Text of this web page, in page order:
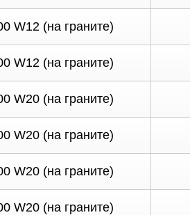
W12 (на граните)
W12 (на граните)
W20 (на граните)
W20 (на граните)
W20 (на граните)
W20 (на граните)